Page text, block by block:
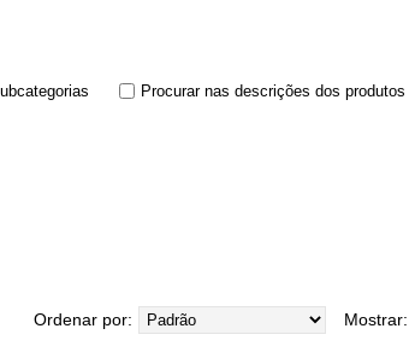
Procurar nas descrições dos produtos
Mostrar:
Ordenar por: